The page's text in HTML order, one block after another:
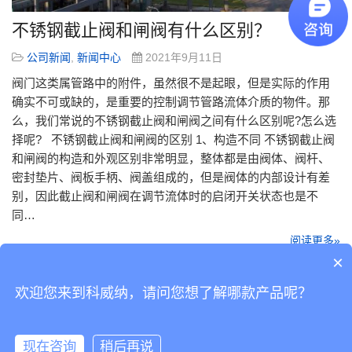
不锈钢截止阀和闸阀有什么区别？
公司新闻 新闻中心 2021年9月11日
阀门这类属管路中的附件，虽然很不是起眼，但是实际的作用
确实不可或缺的，是重要的控制调节管路流体介质的物件。那
么，我们常说的不锈钢截止阀和闸阀之间有什么区别呢?怎么选
择呢? 不锈钢截止阀和闸阀的区别 1、构造不同 不锈钢截止阀
和闸阀的构造和外观区别非常明显，整体都是由阀体、阀杆、
密封垫片、阀板手柄、阀盖组成的，但是阀体的内部设计有差
别，因此截止阀和闸阀在调节流体时的启闭开关状态也是不
同…
阅读更多»
Copyright © 2019 版权所有粤ICP备14038760号-2
自动化有限公司
×
欢迎您来到科威纳，请问您想了解哪款产品呢？
现在咨询 稍后再说